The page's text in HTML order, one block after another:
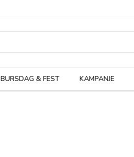
BURSDAG & FEST KAMPANJE